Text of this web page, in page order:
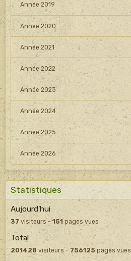
Année 2019
Année 2020
Année 2021
Année 2022
Année 2023
Année 2024
Année 2025
Année 2026
Statistiques
Aujourd'hui
37 visiteurs -151pages vues
Total
201428 visiteurs - 756125 pages vues